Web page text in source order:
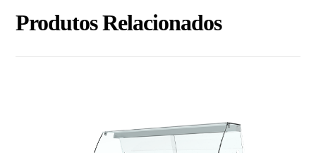
Produtos Relacionados